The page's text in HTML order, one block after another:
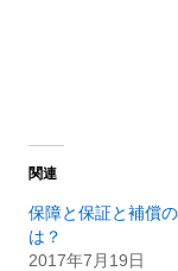
関連
保障と保証と補償
は？
2017年7月19日